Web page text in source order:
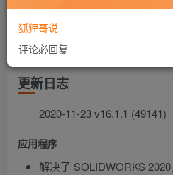
更新日志
2020-11-23 v16.1.1 (49141)
应用程序
解决了 SOLIDWORKS 2020
狐狸哥说
评论必回复